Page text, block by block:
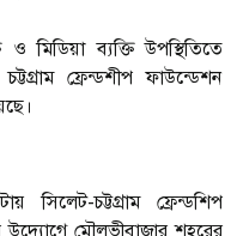
ও মি‌ডিয়া ব‌্যক্তি উপ‌স্থি‌তি‌তে
ফ্রেন্ড‌শীপ ফাউ‌ন্ডেশন
চট্টগ্রাম ফ্রেন্ডশিপ